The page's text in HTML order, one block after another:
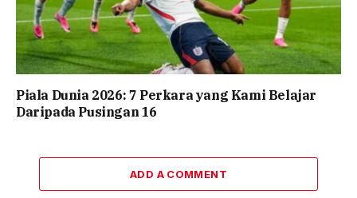
Piala Dunia 2026: 7 Perkara yang Kami Belajar
Daripada Pusingan 16
ADD A COMMENT